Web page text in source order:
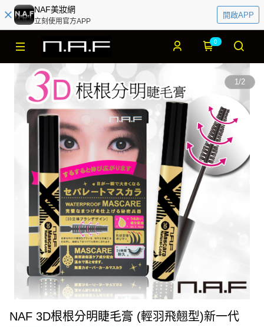
NAF美妝網
立刻使用官方APP
開啟APP
0
1/2
NAF 3D根根分明睫毛膏 (輕羽飛翹型)新一代